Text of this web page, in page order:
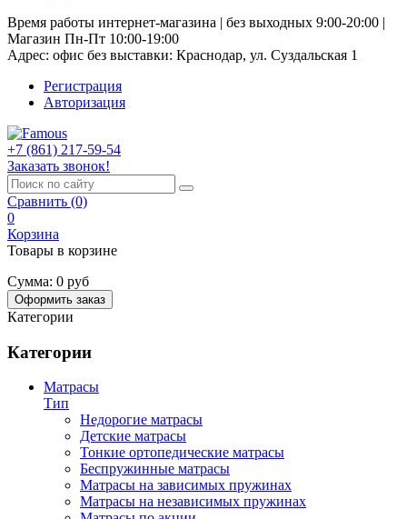
Время работы интернет-магазина | без выходных 9:00-20:00 |
Магазин Пн-Пт 10:00-19:00
Адрес: офис без выставки: Краснодар, ул. Суздальская 1
Регистрация
Авторизация
+7 (861) 217-59-54
Заказать звонок!
Сравнить (0)
0
Корзина
Товары в корзине
Сумма: 0 руб
Оформить заказ
Категории
Категории
Матрасы
Тип
Недорогие матрасы
Детские матрасы
Тонкие ортопедические матрасы
Беспружинные матрасы
Матрасы на зависимых пружинах
Матрасы на независимых пружинах